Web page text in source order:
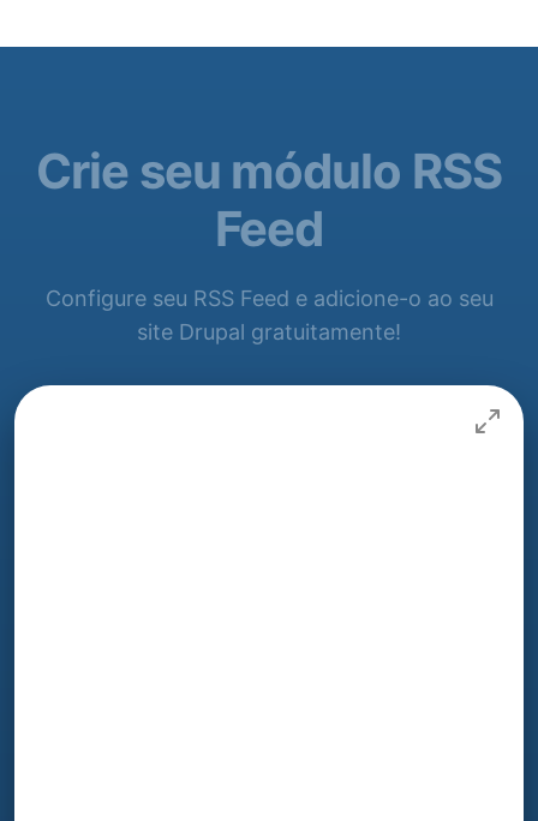
Crie seu módulo RSS
Feed
Configure seu RSS Feed e adicione-o ao seu
site Drupal gratuitamente!